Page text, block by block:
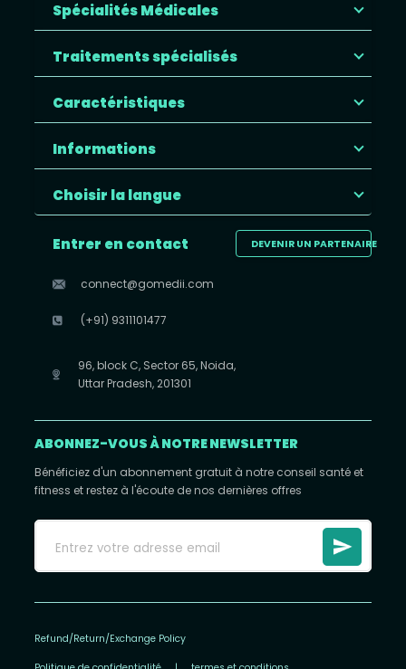
Spécialités Médicales
Traitements spécialisés
Caractéristiques
Informations
Choisir la langue
DEVENIR UN PARTENAIRE
Entrer en contact
connect@gomedii.com
(+91) 9311101477
96, block C, Sector 65, Noida,
Uttar Pradesh, 201301
ABONNEZ-VOUS À NOTRE NEWSLETTER
Bénéficiez d'un abonnement gratuit à notre conseil santé et
fitness et restez à l'écoute de nos dernières offres
Refund/Return/Exchange Policy